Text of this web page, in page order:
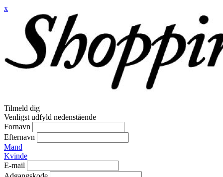
x
Tilmeld dig
Venligst udfyld nedenstående
Fornavn
Efternavn
Mand
Kvinde
E-mail